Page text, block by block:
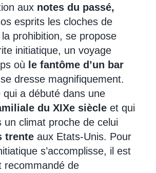
aux notes du passé,
esprits les cloches de
la prohibition, se propose
initiatique, un voyage
où le fantôme d’un bar
se dresse magnifiquement.
qui a débuté dans une
du XIXe siècle et qui
un climat proche de celui
trente aux Etats-Unis. Pour
s’accomplisse, il est
recommandé de